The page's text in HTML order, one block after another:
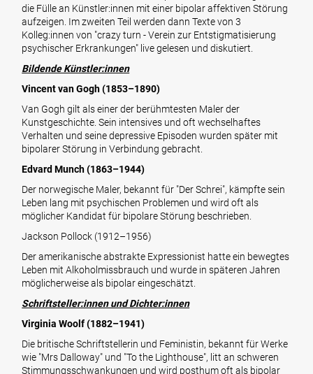
die Fülle an Künstler:innen mit einer bipolar affektiven Störung
aufzeigen. Im zweiten Teil werden dann Texte von 3
Kolleg:innen von "crazy turn - Verein zur Entstigmatisierung
psychischer Erkrankungen" live gelesen und diskutiert.
Bildende Künstler:innen
Vincent van Gogh (1853–1890)
Van Gogh gilt als einer der berühmtesten Maler der
Kunstgeschichte. Sein intensives und oft wechselhaftes
Verhalten und seine depressive Episoden wurden später mit
bipolarer Störung in Verbindung gebracht.
Edvard Munch (1863–1944)
Der norwegische Maler, bekannt für "Der Schrei", kämpfte sein
Leben lang mit psychischen Problemen und wird oft als
möglicher Kandidat für bipolare Störung beschrieben.
Jackson Pollock (1912–1956)
Der amerikanische abstrakte Expressionist hatte ein bewegtes
Leben mit Alkoholmissbrauch und wurde in späteren Jahren
möglicherweise als bipolar eingeschätzt.
Schriftsteller:innen und Dichter:innen
Virginia Woolf (1882–1941)
Die britische Schriftstellerin und Feministin, bekannt für Werke
wie "Mrs Dalloway" und "To the Lighthouse", litt an schweren
Stimmungsschwankungen und wird posthum oft als bipolar